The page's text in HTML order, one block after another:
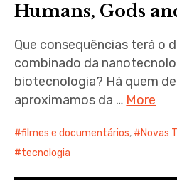
Humans, Gods
Que consequências terá o
combinado da
biotecnologia? Há quem
aproximamos da … More
filmes e documentários, Novas
tecnologia